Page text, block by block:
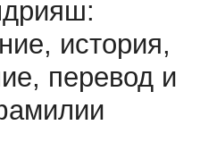
история,
перевод и